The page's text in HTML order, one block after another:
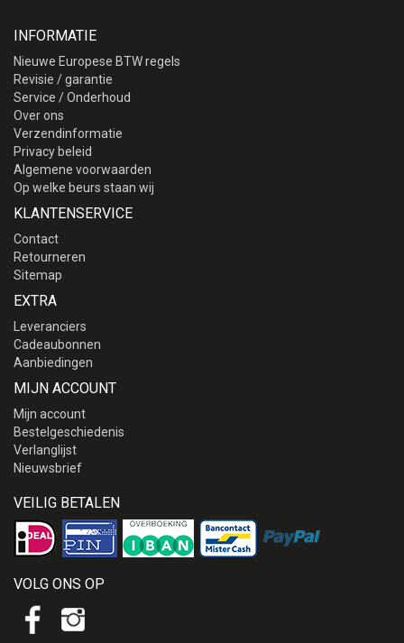
INFORMATIE
Nieuwe Europese BTW regels
Revisie / garantie
Service / Onderhoud
Over ons
Verzendinformatie
Privacy beleid
Algemene voorwaarden
Op welke beurs staan wij
KLANTENSERVICE
Contact
Retourneren
Sitemap
EXTRA
Leveranciers
Cadeaubonnen
Aanbiedingen
MIJN ACCOUNT
Mijn account
Bestelgeschiedenis
Verlanglijst
Nieuwsbrief
VEILIG BETALEN
VOLG ONS OP